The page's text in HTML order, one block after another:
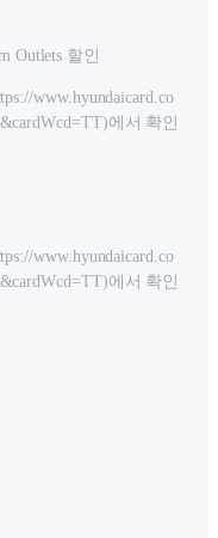
Outlets 할인
www.hyundaicard.co
에서 확인
www.hyundaicard.co
에서 확인